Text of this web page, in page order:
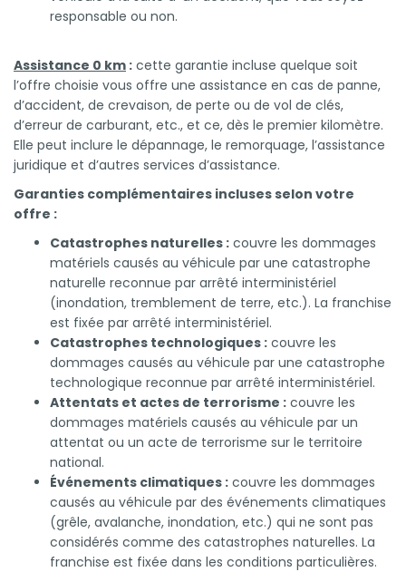
responsable ou non.
Assistance 0 km : cette garantie incluse quelque soit
l’offre choisie vous offre une assistance en cas de panne,
d’accident, de crevaison, de perte ou de vol de clés,
d’erreur de carburant, etc., et ce, dès le premier kilomètre.
Elle peut inclure le dépannage, le remorquage, l’assistance
juridique et d’autres services d’assistance.
Garanties complémentaires incluses selon votre
offre :
Catastrophes naturelles : couvre les dommages
matériels causés au véhicule par une catastrophe
naturelle reconnue par arrêté interministériel
(inondation, tremblement de terre, etc.). La franchise
est fixée par arrêté interministériel.
Catastrophes technologiques : couvre les
dommages causés au véhicule par une catastrophe
technologique reconnue par arrêté interministériel.
Attentats et actes de terrorisme : couvre les
dommages matériels causés au véhicule par un
attentat ou un acte de terrorisme sur le territoire
national.
Événements climatiques : couvre les dommages
causés au véhicule par des événements climatiques
(grêle, avalanche, inondation, etc.) qui ne sont pas
considérés comme des catastrophes naturelles. La
franchise est fixée dans les conditions particulières.